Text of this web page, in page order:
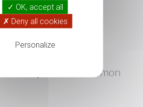
S
compatibles
avec mon
✓ OK, accept all
✗ Deny all cookies
Personalize